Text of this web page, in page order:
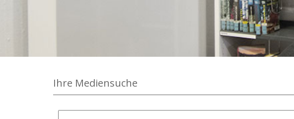
Ihre Mediensuche